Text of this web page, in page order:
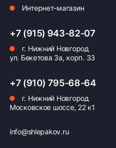
Интернет-магазин
+7 (915) 943-82-07
г. Нижний Новгород
ул. Бекетова 3а, корп. 33
+7 (910) 795-68-64
г. Нижний Новгород
Московское шоссе, 22 к1
info@shlepakov.ru